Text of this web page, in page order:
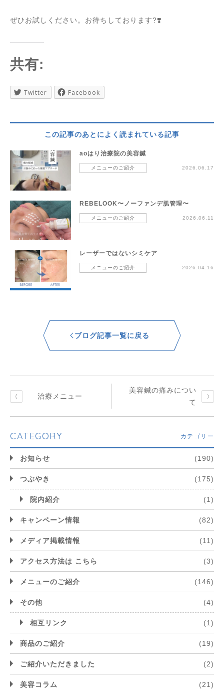
ぜひお試しください。お待ちしております?❣️
共有:
Twitter Facebook
この記事のあとによく読まれている記事
aoはり治療院の美容鍼
メニューのご紹介 2026.06.17
REBELOOK〜ノーファンデ肌管理〜
メニューのご紹介 2026.06.11
レーザーではないシミケア
メニューのご紹介 2026.04.16
ブログ記事一覧に戻る
治療メニュー
美容鍼の痛みについ
て
CATEGORY カテゴリー
お知らせ (190)
つぶやき (175)
院内紹介 (1)
キャンペーン情報 (82)
メディア掲載情報 (11)
アクセス方法は こちら (3)
メニューのご紹介 (146)
その他 (4)
相互リンク (1)
商品のご紹介 (19)
ご紹介いただきました (2)
美容コラム (21)